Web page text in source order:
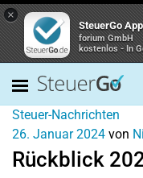
×
SteuerGo App
forium GmbH
kostenlos - In
Steuer-Nachrichten
26. Januar 2024 von
Rückblick